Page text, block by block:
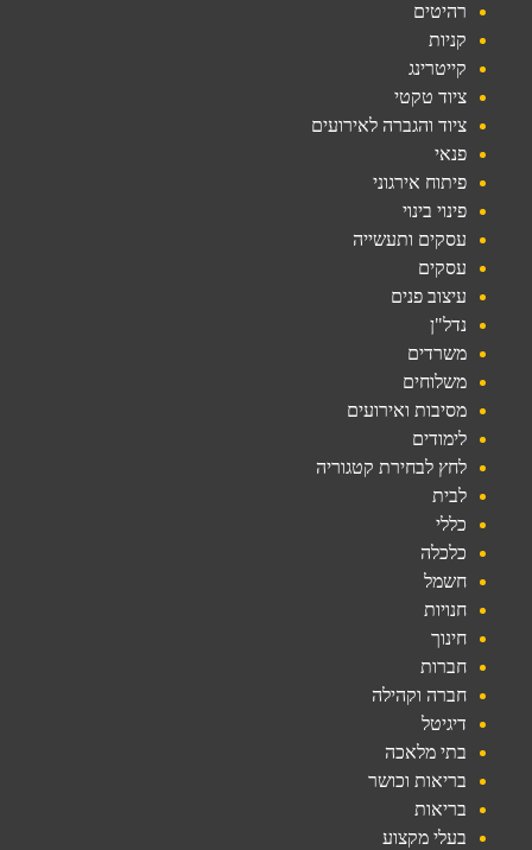
רהיטים
קניות
קייטרינג
ציוד טקטי
ציוד והגברה לאירועים
פנאי
פיתוח אירגוני
פינוי בינוי
עסקים ותעשייה
עסקים
עיצוב פנים
נדל"ן
משרדים
משלוחים
מסיבות ואירועים
לימודים
לחץ לבחירת קטגוריה
לבית
כללי
כלכלה
חשמל
חנויות
חינוך
חברות
חברה וקהילה
דיגיטל
בתי מלאכה
בריאות וכושר
בריאות
בעלי מקצוע